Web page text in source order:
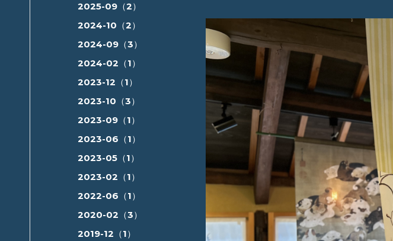
2025-09（2）
2024-10（2）
2024-09（3）
2024-02（1）
2023-12（1）
2023-10（3）
2023-09（1）
2023-06（1）
2023-05（1）
2023-02（1）
2022-06（1）
2020-02（3）
2019-12（1）